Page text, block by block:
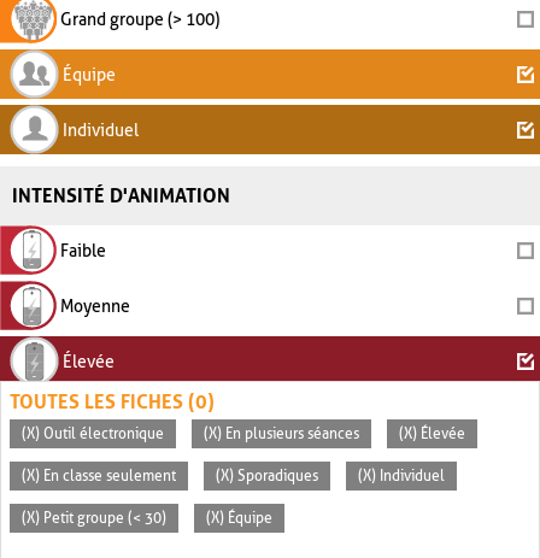
Grand groupe (> 100)
Équipe
Individuel
INTENSITÉ D'ANIMATION
Faible
Moyenne
Élevée
TOUTES LES FICHES (0)
(X) Outil électronique (X) En plusieurs séances (X) Élevée
(X) En classe seulement (X) Sporadiques (X) Individuel
(X) Petit groupe (< 30) (X) Équipe